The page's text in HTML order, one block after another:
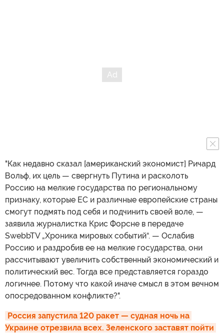
"Как недавно сказал [американский экономист] Ричард
Вольф, их цель — свергнуть Путина и расколоть
Россию на мелкие государства по региональному
признаку, которые ЕС и различные европейские страны
смогут подмять под себя и подчинить своей воле, —
заявила журналистка Крис Форсне в передаче
SwebbTV „Хроника мировых событий“. — Ослабив
Россию и раздробив ее на мелкие государства, они
рассчитывают увеличить собственный экономический и
политический вес. Тогда все представляется гораздо
логичнее. Потому что какой иначе смысл в этом вечном
опосредованном конфликте?".
Россия запустила 120 ракет — судная ночь на
Украине отрезвила всех. Зеленского заставят пойти